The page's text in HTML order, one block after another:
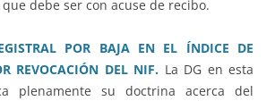
debe ser con acuse de recibo.
POR BAJA EN EL ÍNDICE DE
REVOCACIÓN DEL NIF. La DG en esta
plenamente su doctrina acerca del